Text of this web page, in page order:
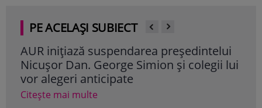
PE ACELAȘI SUBIECT
AUR inițiază suspendarea președintelui
Nicușor Dan. George Simion și colegii lui
vor alegeri anticipate
Citește mai multe